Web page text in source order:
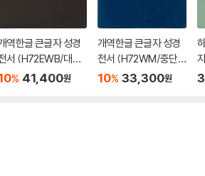
역한글 큰글자 성경
서 (H72EWB/대단
/무지퍼/PU/반달 색
% 41,400원
개역한글 큰글자 성경
전서 (H72WM/중단
본/무지퍼/PU/반달 색
10% 33,300원